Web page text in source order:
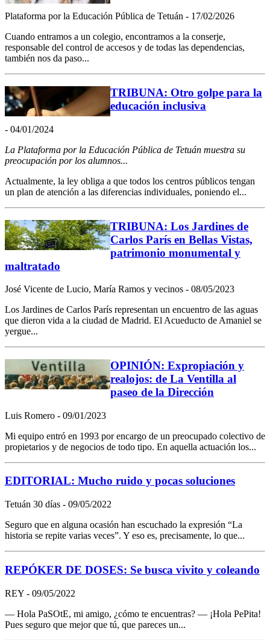
Plataforma por la Educación Pública de Tetuán - 17/02/2026
Cuando entramos a un colegio, encontramos a la conserje,
responsable del control de accesos y de todas las dependencias,
también nos da paso...
TRIBUNA: Otro golpe para la
educación inclusiva
- 04/01/2024
La Plataforma por la Educación Pública de Tetuán muestra su
preocupación por los alumnos...
Actualmente, la ley obliga a que todos los centros públicos tengan
un plan de atención a las diferencias individuales, poniendo el...
TRIBUNA: Los Jardines de
Carlos París en Bellas Vistas,
patrimonio monumental y
maltratado
José Vicente de Lucio, María Ramos y vecinos - 08/05/2023
Los Jardines de Carlos París representan un encuentro de las aguas
que dieron vida a la ciudad de Madrid. El Acueducto de Amaniel se
yergue...
OPINIÓN: Expropiación y
realojos: de La Ventilla al
paseo de la Dirección
Luis Romero - 09/01/2023
Mi equipo entró en 1993 por encargo de un preocupado colectivo de
propietarios y de negocios de todo tipo. En aquella actuación los...
EDITORIAL: Mucho ruido y pocas soluciones
Tetuán 30 días - 09/05/2022
Seguro que en alguna ocasión han escuchado la expresión “La
historia se repite varias veces”. Y eso es, precisamente, lo que...
REPÓKER DE DOSES: Se busca vivito y coleando
REY - 09/05/2022
— Hola PaSOtE, mi amigo, ¿cómo te encuentras? — ¡Hola PePita!
Pues seguro que mejor que tú, que pareces un...